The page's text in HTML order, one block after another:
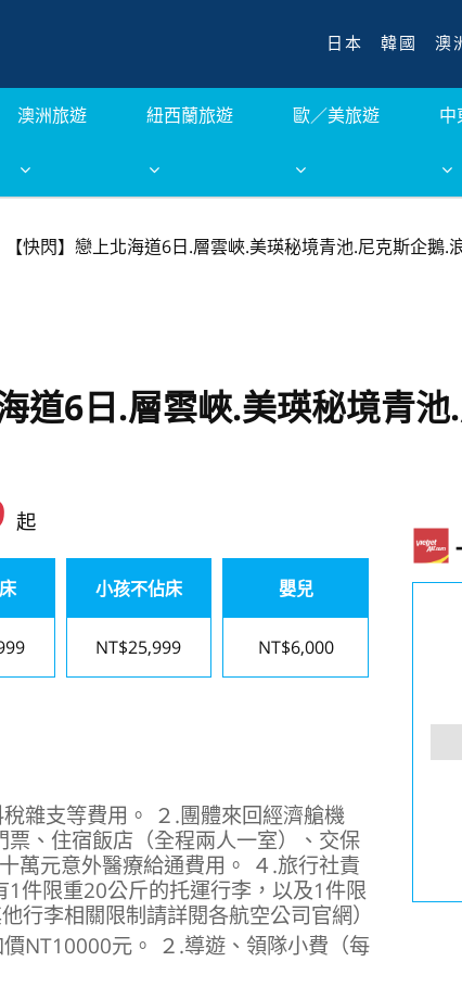
日本 韓國 澳
澳洲旅遊 紐西蘭旅遊 歐／美旅遊 中
【快閃】戀上北海道6日.層雲峽.美瑛秘境青池.尼克斯企鵝.
道6日.層雲峽.美瑛秘境青
起
小孩不佔床
NT$25,999
嬰兒
NT$6,000
雜支等費用。 ２.團體來回經濟艙機
、住宿飯店（全程兩人一室）、交保
萬元意外醫療給通費用。 ４.旅行社責
件限重20公斤的托運行李，以及1件限
行李相關限制請詳閱各航空公司官網）
NT10000元。 ２.導遊、領隊小費（每